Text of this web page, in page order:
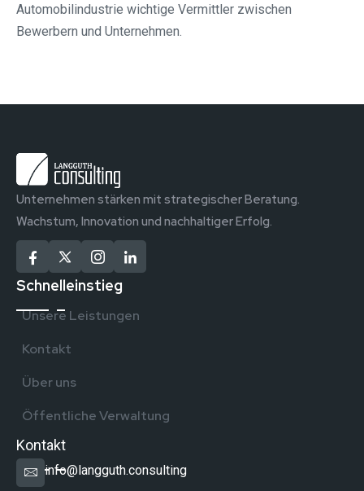
Automobilindustrie wichtige Vermittler zwischen
Bewerbern und Unternehmen.
Unternehmen stärken mit strategischer Beratung.
Wachstum, Innovation und nachhaltiger Erfolg.
Schnelleinstieg
Unsere Leistungen
Kontakt
Über uns
Öffentliche Verwaltung
Kontakt
info@langguth.consulting